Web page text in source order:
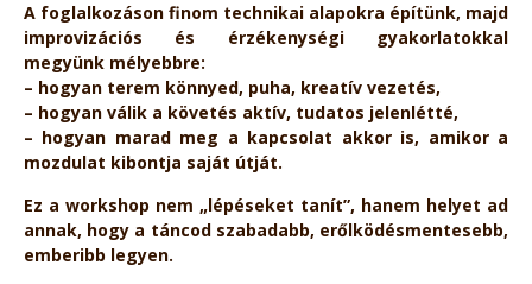
A foglalkozáson finom technikai alapokra építünk, majd
improvizációs és érzékenységi gyakorlatokkal
megyünk mélyebbre:
– hogyan terem könnyed, puha, kreatív vezetés,
– hogyan válik a követés aktív, tudatos jelenlétté,
– hogyan marad meg a kapcsolat akkor is, amikor a
mozdulat kibontja saját útját.
Ez a workshop nem „lépéseket tanít”, hanem helyet ad
annak, hogy a táncod szabadabb, erőlködésmentesebb,
emberibb legyen.